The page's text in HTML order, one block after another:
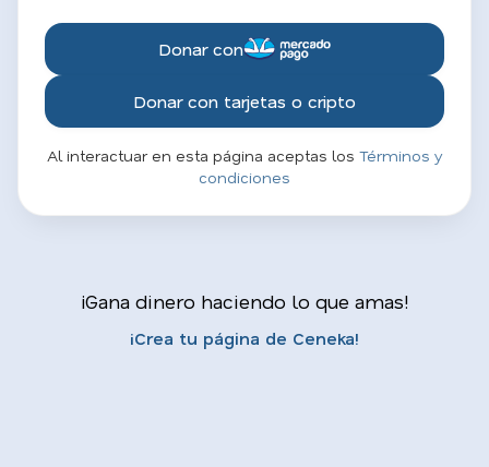
Donar con
Donar con tarjetas o cripto
Al interactuar en esta página aceptas los Términos y
condiciones
¡Gana dinero haciendo lo que amas!
¡Crea tu página de Ceneka!